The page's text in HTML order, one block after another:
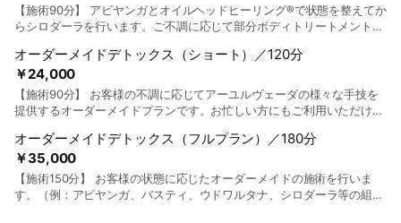
【施術90分】 アビヤンガとオイルヘッドヒーリング®︎で状態を整えてか
らシロダーラを行います。ご不調に応じて部分ボディトリートメントも
ヤンガ 20分 オイルドロップヘッドヒーリング®︎ 30分 シロダーラ
30分 シャワー・お支度
￥24,000
オーダーメイドデトックス（ショート）／120分
【施術90分】 お客様の不調に応じてアーユルヴェーダの様々な手技を
提供するオーダーメイドプランです。お忙しい方にもご利用いただける
術 50分 発汗（オイルドロップヘッドヒーリング®︎）20分 シャワー・
お支度
￥35,000
オーダーメイドデトックス（フルプラン）／180分
【施術150分】 お客様の状態に応じたオーダーメイドの施術を行いま
す。（例：アビヤンガ、バスティ、ウドワルタナ、シロダーラ等の組み